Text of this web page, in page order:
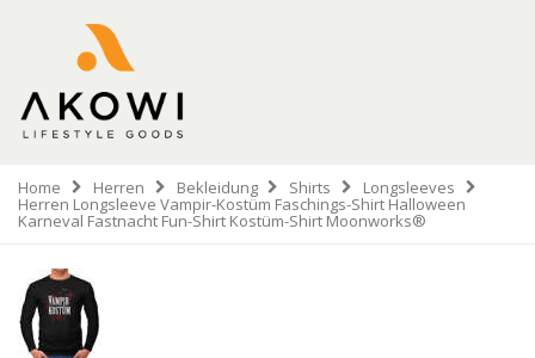
Home Herren Bekleidung Shirts Longsleeves
Herren Longsleeve Vampir-Kostüm Faschings-Shirt Halloween
Karneval Fastnacht Fun-Shirt Kostüm-Shirt Moonworks®